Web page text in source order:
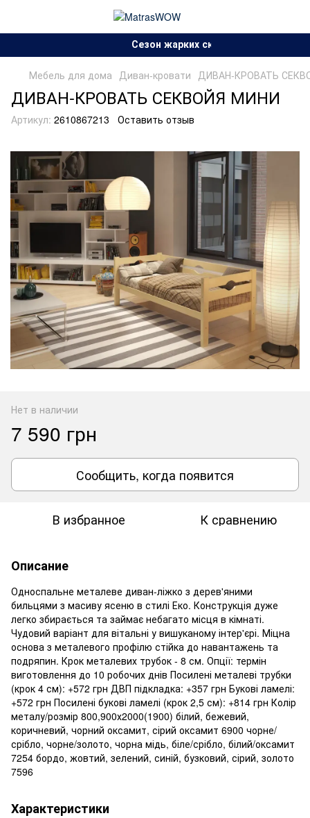
Сезон жарких скидок!.
Мебель для дома Диван-кровати ДИВАН-КРОВАТЬ
ДИВАН-КРОВАТЬ СЕКВОЙЯ МИНИ
Артикул: 2610867213 Оставить отзыв
Нет в наличии
7 590 грн
Сообщить, когда появится
В избранное К сравнению
Описание
Односпальне металеве диван-ліжко з дерев'яними
бильцями з масиву ясеню в стилі Еко. Конструкція дуже
легко збирається та займає небагато місця в кімнаті.
Чудовий варіант для вітальні у вишуканому інтер'єрі. Міцна
основа з металевого профілю стійка до навантажень та
подряпин. Крок металевих трубок - 8 см. Опції: термін
виготовлення до 10 робочих днів Посилені металеві трубки
(крок 4 см): +572 грн ДВП підкладка: +357 грн Букові ламелі:
+572 грн Посилені букові ламелі (крок 2,5 см): +814 грн Колір
металу/розмір 800,900х2000(1900) білий, бежевий,
коричневий, чорний оксамит, сірий оксамит 6900 чорне/
срібло, чорне/золото, чорна мідь, біле/срібло, білий/оксамит
7254 бордо, жовтий, зелений, синій, бузковий, сірий, золото
7596
Характеристики